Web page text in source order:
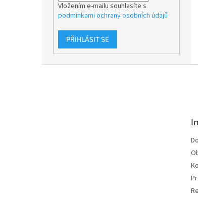
Vložením e-mailu souhlasíte s
podmínkami ochrany osobních údajů
PŘIHLÁSIT SE